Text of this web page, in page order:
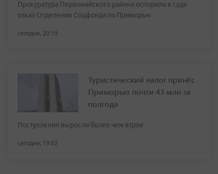
Прокуратура Первомайского района оспорила в суде
отказ Отделения Соцфонда по Приморью
сегодня, 20:19
Туристический налог принёс
Приморью почти 43 млн за
полгода
Поступления выросли более чем втрое
сегодня, 19:02